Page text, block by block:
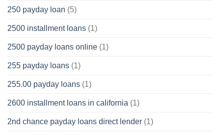
250 payday loan (5)
2500 installment loans (1)
2500 payday loans online (1)
255 payday loans (1)
255.00 payday loans (1)
2600 installment loans in california (1)
2nd chance payday loans direct lender (1)